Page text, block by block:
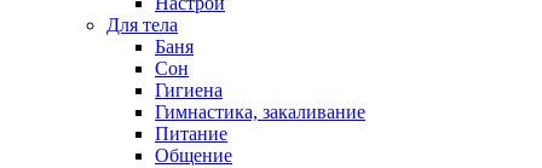
Для тела
Баня
Сон
Гигиена
Гимнастика, закаливание
Питание
Общение